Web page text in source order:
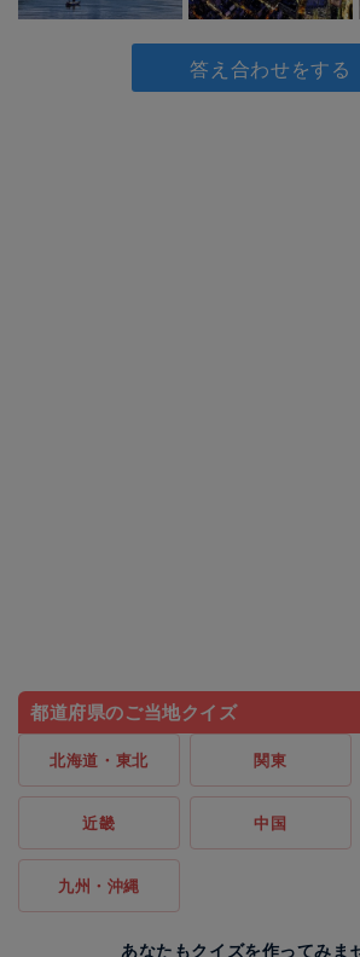
答え合わせをする
都道府県のご当地クイズ
北海道・東北 関東
近畿 中国
九州・沖縄
あなたもクイズを作ってみま